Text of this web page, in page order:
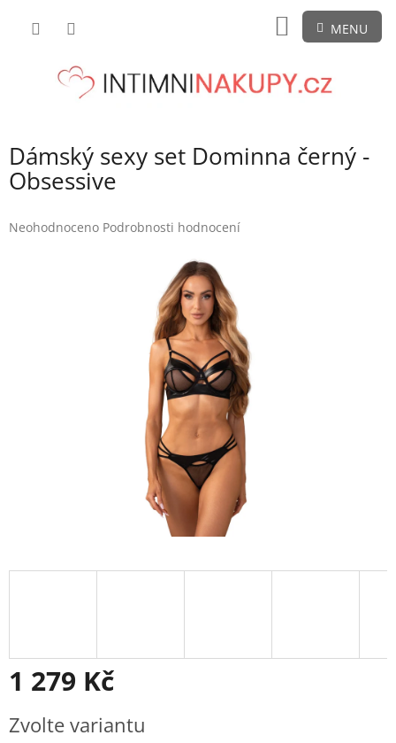
NÁKUPNÍ
KOŠÍK
Dámský sexy set Dominna černý -
Obsessive
Průměrné
Neohodnoceno Podrobnosti hodnocení
1 279 Kč
cena:
Zvolte variantu